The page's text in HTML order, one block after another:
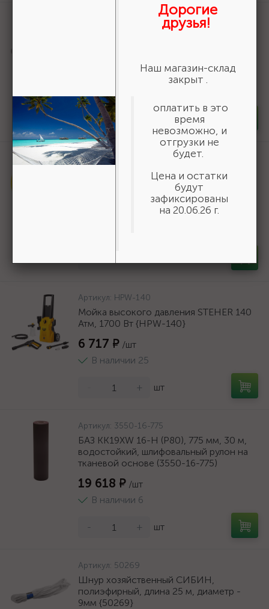
Шнур хозяйственный СИБИН,
-
Артикул:8-429003-1/2-20_z02
GRINDA COMFORT 1/2", 20 м, 30 атм,
трёхслойный поливочный шланг,
армированный {8-429003-1/2-20_z02}
Артикул: HPW-140
Мойка высокого давления STEHER 140
Атм, 1700 Вт {HPW-140}
6 717 ₽ /шт
В наличии 25
+ шт
Артикул: 3550-16-775
БАЗ KK19XW 16-H (Р80), 775 мм, 30 м,
водостойкий, шлифовальный рулон на
тканевой основе (3550-16-775)
19 618 ₽ /шт
В наличии 6
- + шт
Артикул: 50269
Шнур хозяйственный СИБИН,
полиэфирный, длина 25 м, диаметр -
9мм {50269}
Дорогие
друзья!
Наш магазин-склад
закрыт .
оплатить в это
время
невозможно, и
отгрузки не
будет.
Цена и остатки
будут
зафиксированы
на 20.06.26 г.